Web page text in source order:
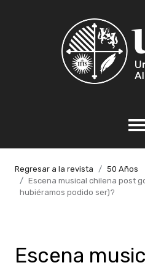
Regresar a la revista 50 Años
Escena musical chilena post
hubiéramos podido ser)?
Escena